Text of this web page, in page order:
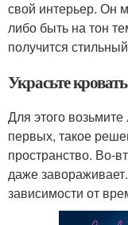
свой интерьер. Он
либо быть на тон
получится
Украсьте
Для этого
первых, такое
пространство. Во-
даже
зависимости от